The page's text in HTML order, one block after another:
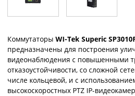
Коммутаторы WI-Tek Superic
предназначены для построения
видеонаблюдения c повышенными
отказоустойчивости, со сложной
числе кольцевой, и с
высокоскоростных PTZ IP-